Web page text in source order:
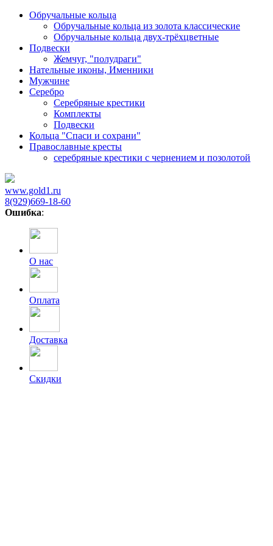
Обручальные кольца
Обручальные кольца из золота классические
Обручальные кольца двух-трёхцветные
Подвески
Жемчуг, "полудраги"
Нательные иконы, Именники
Мужчине
Серебро
Серебряные крестики
Комплекты
Подвески
Кольца "Спаси и сохрани"
Православные кресты
cеребряные крестики с чернением и позолотой
www.gold1.ru
8(929)669-18-60
Ошибка:
О нас
Оплата
Доставка
Скидки